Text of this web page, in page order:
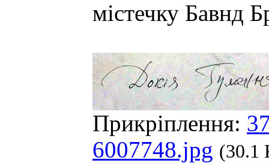
містечку Бавнд
Прикріплення:
6007748.jpg (30.1